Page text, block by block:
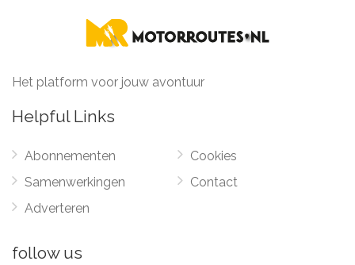
Het platform voor jouw avontuur
Helpful Links
Abonnementen
Samenwerkingen
Adverteren
Cookies
Contact
follow us